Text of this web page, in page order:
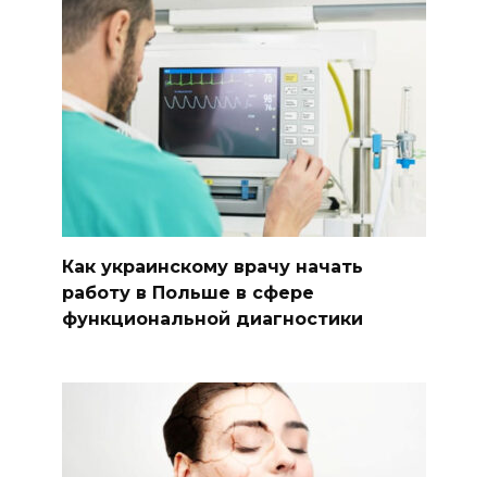
Как украинскому врачу начать
работу в Польше в сфере
функциональной диагностики